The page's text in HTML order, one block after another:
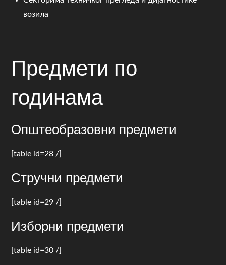
возила
Предмети по
годинама
Општеобразовни предмети
[table id=28 /]
Стручни предмети
[table id=29 /]
Изборни предмети
[table id=30 /]